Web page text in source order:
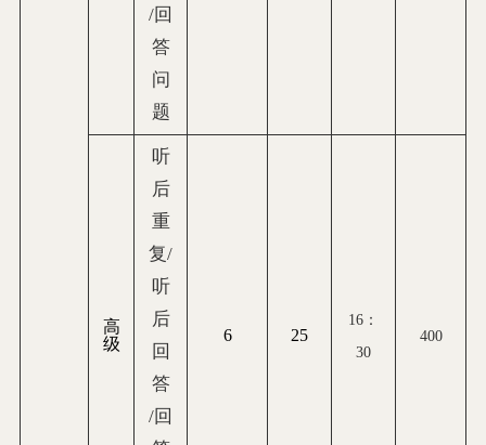
/回
答
问
题
高
级
听
后
重
复/
听
后
回
答
/回
6 25
16 ：
30
400